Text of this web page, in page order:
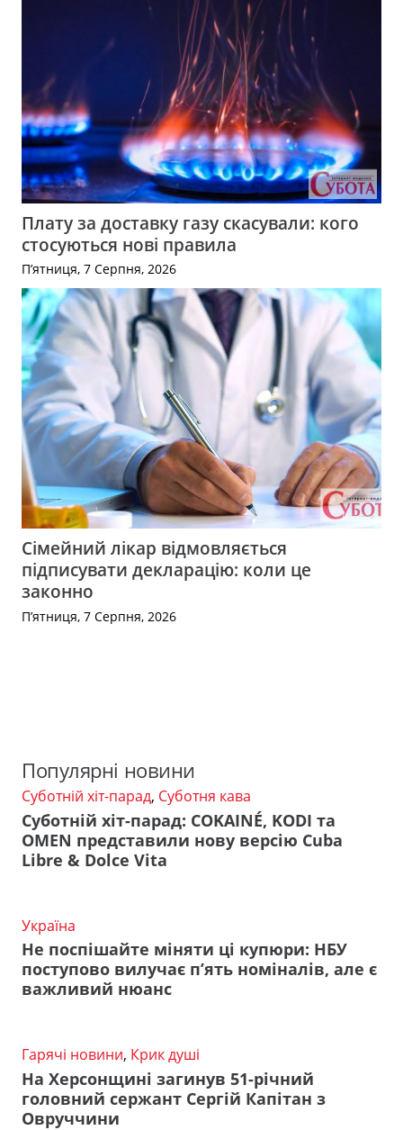
Плату за доставку газу скасували: кого
стосуються нові правила
П’ятниця, 7 Серпня, 2026
Сімейний лікар відмовляється
підписувати декларацію: коли це
законно
П’ятниця, 7 Серпня, 2026
Популярні новини
Суботній хіт-парад, Суботня кава
Суботній хіт-парад: COKAINÉ, KODI та
OMEN представили нову версію Cuba
Libre & Dolce Vita
Україна
Не поспішайте міняти ці купюри: НБУ
поступово вилучає п’ять номіналів, але є
важливий нюанс
Гарячі новини, Крик душі
На Херсонщині загинув 51-річний
головний сержант Сергій Капітан з
Овруччини